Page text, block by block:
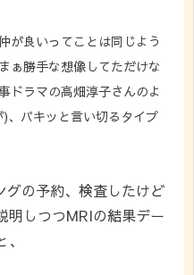
が良いってことは同じよう
ぁ勝手な想像してただけな
ドラマの高畑淳子さんのよ
、パキッと言い切るタイプ
グの予約、検査したけど
明しつつMRIの結果デー